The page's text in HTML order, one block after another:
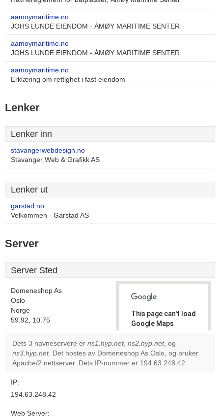
aamoymaritime.no
JOHS LUNDE EIENDOM - ÅMØY MARITIME SENTER
aamoymaritime.no
JOHS LUNDE EIENDOM - ÅMØY MARITIME SENTER
aamoymaritime.no
Erklæring om rettighet i fast eiendom
Lenker
Lenker inn
stavangerwebdesign.no
Stavanger Web & Grafikk AS
Lenker ut
garstad.no
Velkommen - Garstad AS
Server
Server Sted
Domeneshop As
Oslo
Norge
59.92, 10.75
This page can't load
Google Maps
correctly.
Do you
own this
Dets 3 navneservere er ns1.hyp.net, ns2.hyp.net, og
ns3.hyp.net. Det hostes av Domeneshop As Oslo, og bruker
Apache/2 nettserver. Dets IP-nummer er 194.63.248.42.
IP:
194.63.248.42
Web Server: